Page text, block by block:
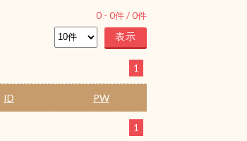
0 - 0件 /0件
1
ID PW
1